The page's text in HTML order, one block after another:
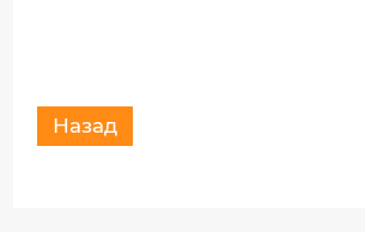
Назад